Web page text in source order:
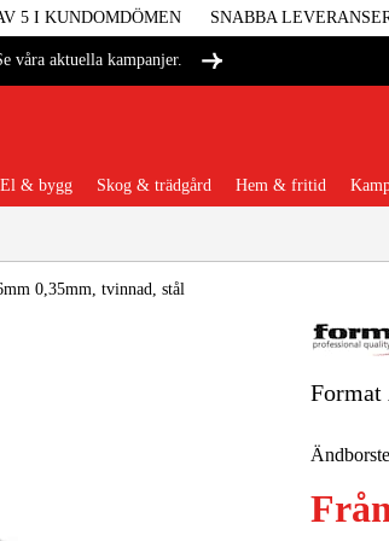
5 I KUNDOMDÖMEN SNABBA
våra aktuella kampanjer.
Populära kategorier
Maskiner &
El & bygg Skog & trädgård Hem & fritid
0,35mm, tvinnad, stål
Format